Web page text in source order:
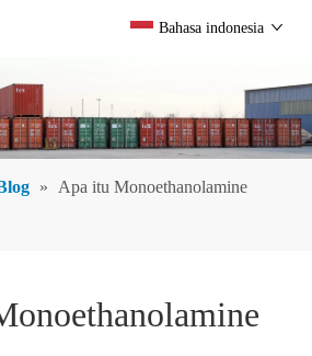
Bahasa indonesia
»
Apa itu Monoethanolamine